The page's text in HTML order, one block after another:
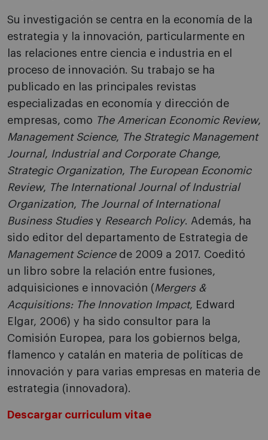
Su investigación se centra en la economía de la
estrategia y la innovación, particularmente en
las relaciones entre ciencia e industria en el
proceso de innovación. Su trabajo se ha
publicado en las principales revistas
especializadas en economía y dirección de
empresas, como The American Economic Review,
Management Science, The Strategic Management
Journal, Industrial and Corporate Change,
Strategic Organization, The European Economic
Review, The International Journal of Industrial
Organization, The Journal of International
Business Studiesy Research Policy. Además, ha
sido editor del departamento de Estrategia de
Management Sciencede 2009 a 2017. Coeditó
un libro sobre la relación entre fusiones,
adquisiciones e innovación (Mergers &
Acquisitions: The Innovation Impact, Edward
Elgar, 2006) y ha sido consultor para la
Comisión Europea, para los gobiernos belga,
flamenco y catalán en materia de políticas de
innovación y para varias empresas en materia de
estrategia (innovadora).
Descargar curriculum vitae